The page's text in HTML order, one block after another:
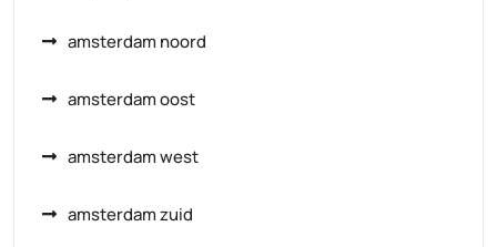
amsterdam noord
amsterdam oost
amsterdam west
amsterdam zuid